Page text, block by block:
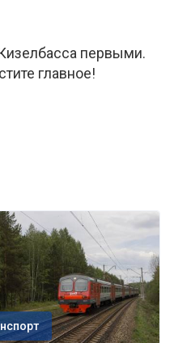
первыми.
главное!